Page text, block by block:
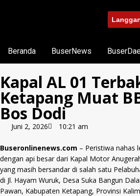
Beranda BuserNews
Kapal AL 01
Ketapang Muat
Bos Dodi
Juni 2, 2026 10:21 am
Buseronlinenews.com – Peristiwa nahas
dengan api besar dari Kapal Motor
yang masih bersandar di salah satu
di Jl. Hayam Wuruk, Desa Suka Bangun
Pawan, Kabupaten Ketapang, Provinsi